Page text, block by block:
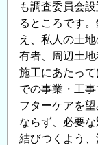
も調査委員会
るところです
え、私人の土
有者、周辺土
施工にあたっ
での事業・工
フターケアを
ならず、必要
結びつくよう